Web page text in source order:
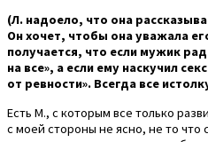
(Л. надоело, что она
Он хочет, чтобы она уважала
получается, что если мужик
на все», а если ему наскучил
от ревности». Всегда все
Есть М., с которым все только
с моей стороны не ясно, не то что